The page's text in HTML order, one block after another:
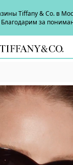
Tiffany & Co. в
за